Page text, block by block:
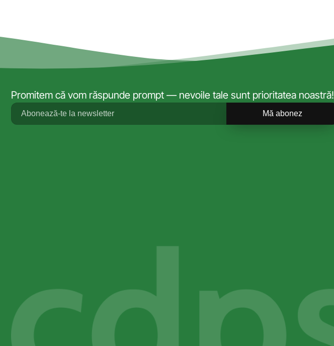
Promitem că vom răspunde prompt — nevoile tale sunt prioritatea noastră!
Mă abonez